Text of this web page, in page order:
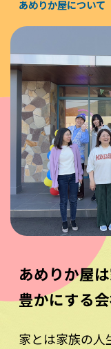
あめりか屋について
あめりか屋
豊かにする
家とは家族の人